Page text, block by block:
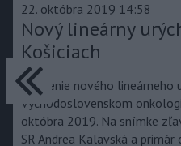
22. októbra 2019 14:58
Nový lineárny
Košiciach
Uvedenie nového lineárneho
Východoslovenskom
októbra 2019. Na snímke
SR Andrea Kalavská a